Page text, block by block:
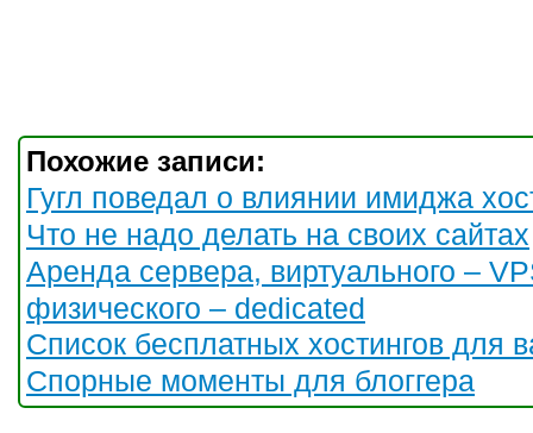
Похожие записи:
Гугл поведал о влиянии имиджа
Что не надо делать на своих сайтах
Аренда сервера, виртуального –
физического – dedicated
Список бесплатных хостингов для
Спорные моменты для блоггера